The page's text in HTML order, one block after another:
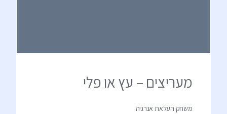
מעריצים – עץ או פלי
משחק העלאת אנרגיה